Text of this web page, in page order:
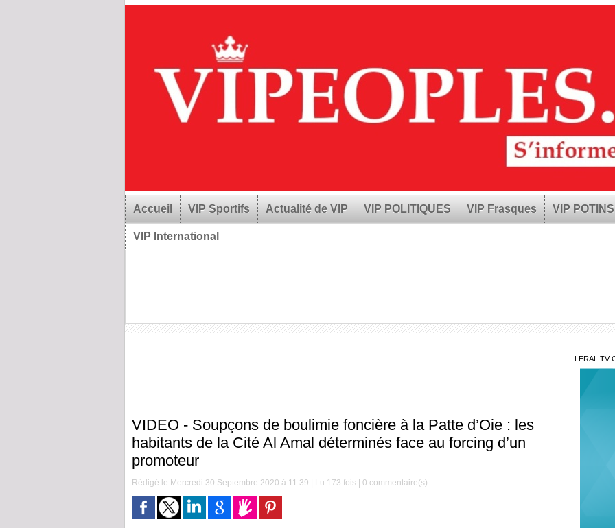
Accueil VIP Sportifs Actualité de VIP VIP POLITIQUES VIP Frasques VIP POTINS
VIP International
VIDEO - Soupçons de boulimie foncière à la Patte d’Oie : les
habitants de la Cité Al Amal déterminés face au forcing d’un
promoteur
Rédigé le Mercredi 30 Septembre 2020 à 11:39 | Lu 173 fois | 0 commentaire(s)
LERAL TV